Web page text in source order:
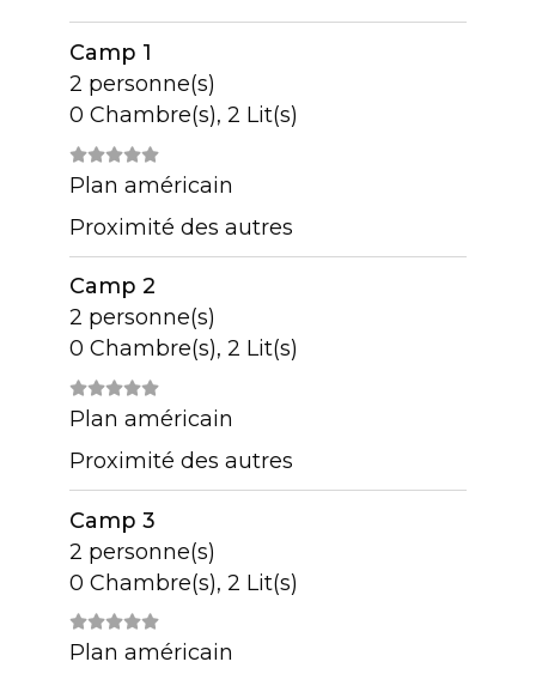
Camp 1
2 personne(s)
0 Chambre(s), 2 Lit(s)
Plan américain
Proximité des autres
Camp 2
2 personne(s)
0 Chambre(s), 2 Lit(s)
Plan américain
Proximité des autres
Camp 3
2 personne(s)
0 Chambre(s), 2 Lit(s)
Plan américain